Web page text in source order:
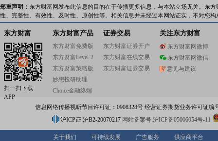
郑重声明： 东方财富网发布此信息的目的在于传播更多信息，与本站立场无关。东
性、完整性、有效性、及时性、原创性等。相关信息并未经过本网站证实，不对您
东方财富
扫一扫下载
APP
东方财富产品
东方财富免费版
东方财富Level-2
东方财富策略版
妙想投研助理
Choice金融终端
证券交易
东方财富证券开户
东方财富在线交易
东方财富证券交易
关注东方财富
东方财富网微博
东方财富网微信
意见与建议
信息网络传播视听节目许可证：0908328号 经营证券期货业务许可证编
沪ICP证:沪B2-20070217 网站备案号:沪ICP备05006054号-11
关于我们 可持续发展 广告服务 供应商平台